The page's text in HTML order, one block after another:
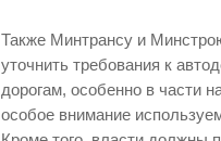
Также Минтрансу и
уточнить требования к
дорогам, особенно в части
особое внимание